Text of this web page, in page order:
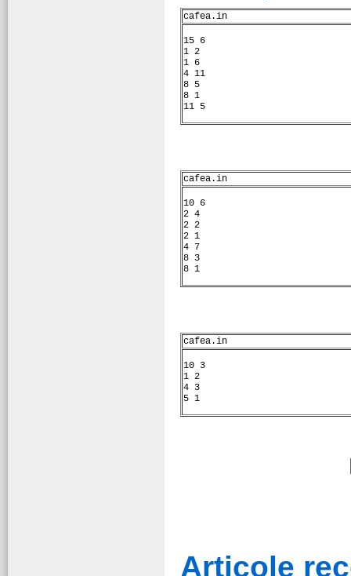
cafea.in
15 6
1 2
1 6
4 11
8 5
8 1
11 5
cafea.in
10 6
2 4
2 2
2 1
4 7
8 3
8 1
cafea.in
10 3
1 2
4 3
5 1
Articole